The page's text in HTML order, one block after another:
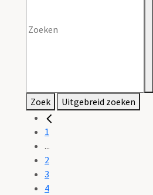
Zoek Uitgebreid zoeken
1
...
2
3
4